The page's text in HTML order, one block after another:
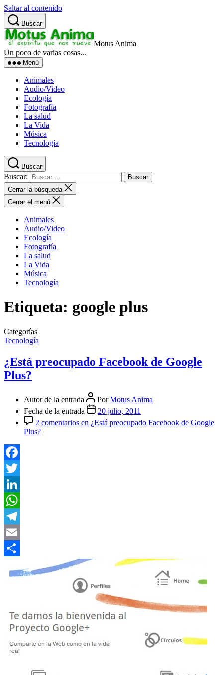
Saltar al contenido
Buscar
Motus Anima
Un poco de varias cosas...
Menú
Animales
Audio/Video
Ecología
Fotografía
La salud
La Vida
Música
Tecnología
Buscar
Buscar:
Cerrar la búsqueda
Cerrar el menú
Animales
Audio/Video
Ecología
Fotografía
La salud
La Vida
Música
Tecnología
Etiqueta: google plus
Categorías
Tecnología
¿Está preocupado Facebook de Google
Plus?
Autor de la entrada PorMotus Anima
Fecha de la entrada
20 julio, 2011
2 comentarios en ¿Está preocupado Facebook de Google
Plus?
Facebook
Twitter
LinkedIn
WhatsApp
Telegram
Email